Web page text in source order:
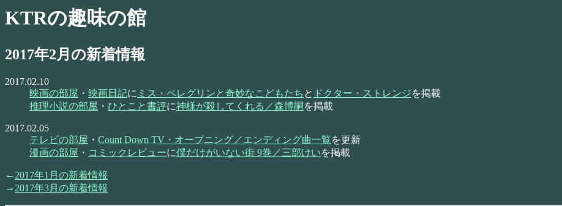
KTRの趣味の館
2017年2月の新着情報
2017.02.10
映画の部屋 ・ 映画日記に ミス・ペレグリンと奇妙なこどもたち と ドクター・ストレンジを掲載
推理小説の部屋 ・ ひとこと書評に神様が殺してくれる／森博嗣 を掲載
2017.02.05
テレビの部屋 ・ Count Down TV・オープニング／エンディング曲一覧を更新
漫画の部屋 ・ コミックレビューに僕だけがいない街 9巻／三部けいを掲載
2017年1月の新着情報
2017年3月の新着情報